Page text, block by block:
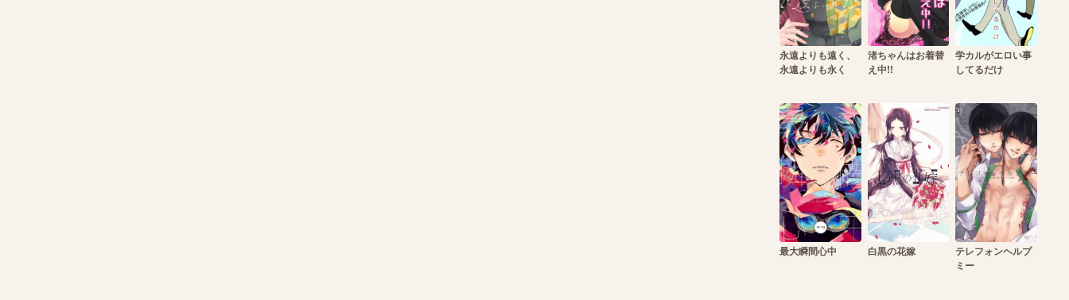
永遠よりも遠く、
永遠よりも永く
渚ちゃんはお着替
え中!!
学カルがエロい事
してるだけ
最大瞬間心中 白黒の花嫁
テレフォンヘルプ
ミー